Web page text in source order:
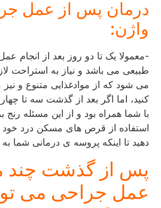
درمان پس از عمل
واژن:
-معمولا یک تا دو روز بعد از انجام عمل،
طبیعی می باشد و نیاز به استراحت
می شود که از موادغذایی متنوع و نیز
کنید، اما اگر بعد از گذشت سه تا چهار
با شما همراه بود و از این مسئله رنج
استفاده از قرص های مسکن درد خود را
دهید تا اینکه پروسه ی درمانی شما به
پس از گذشت چند
عمل جراحی می